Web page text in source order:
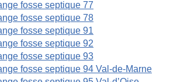
fosse septique 77
fosse septique 78
fosse septique 91
fosse septique 92
fosse septique 93
fosse septique 94 Val-de-Marne